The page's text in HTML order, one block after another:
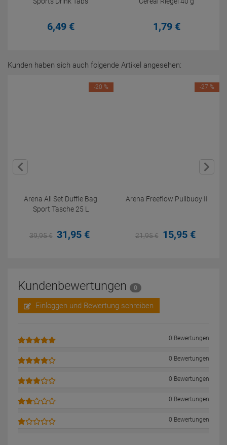
6,49 € 1,79 €
Kunden haben sich auch folgende Artikel angesehen:
Arena All Set Duffle Bag
Sport Tasche 25 L
39,95€ 31,95 €
-20 %
Arena Freeflow Pullbuoy II
21,95€ 15,95 €
-27 %
Kundenbewertungen 0
Einloggen und Bewertung schreiben
0 Bewertungen
0 Bewertungen
0 Bewertungen
0 Bewertungen
0 Bewertungen